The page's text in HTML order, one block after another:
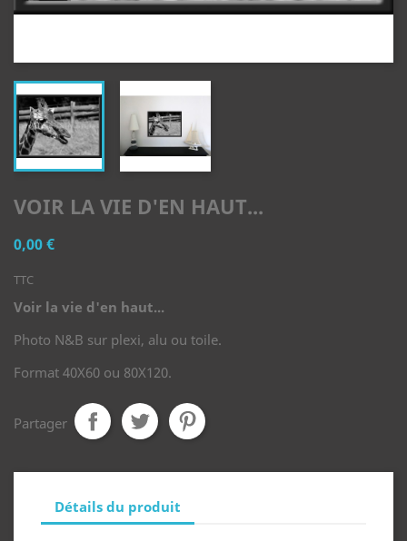
VOIR LA VIE D'EN HAUT...
0,00 €
TTC
Voir la vie d'en haut...
Photo N&B sur plexi, alu ou toile.
Format 40X60 ou 80X120.
Partager
Détails du produit